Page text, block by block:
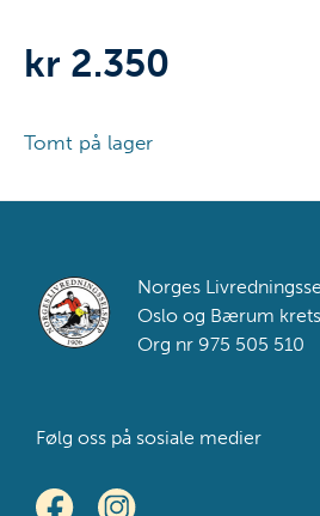
kr 2.350
Tomt på lager
Footer
Norges
Oslo og Bærum krets
Org nr 975 505 510
Følg oss på sosiale medier